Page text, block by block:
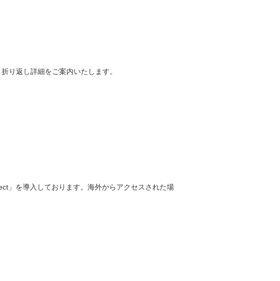
り返し詳細をご案内いたします。
」を導入しております。海外からアクセスされた場